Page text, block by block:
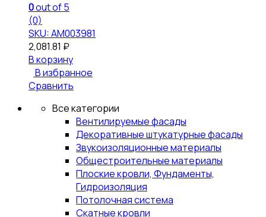
0out of 5
(0)
SKU: АМ003981
2,081.81 ₽
В корзину
В избранное
Сравнить
Все категории
Вентилируемые фасады
Декоративные штукатурные фасады
Звукоизоляционные материалы
Общестроительные материалы
Плоские кровли, Фундаменты,
Гидроизоляция
Потолочная система
Скатные кровли